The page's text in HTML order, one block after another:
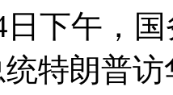
午，国
统特朗普